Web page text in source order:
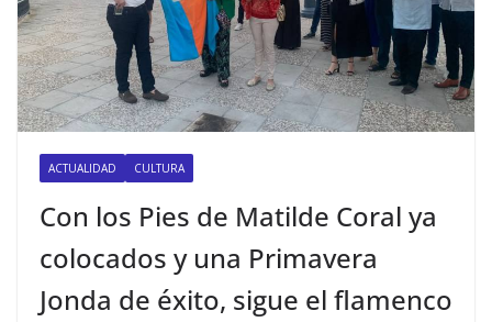
ACTUALIDAD CULTURA
Con los Pies de Matilde Coral ya
colocados y una Primavera
Jonda de éxito, sigue el flamenco